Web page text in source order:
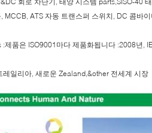
MCCB, ATS 자동 트랜스퍼 스위치, DC 콤바
:제품은 ISO9001마다 제품화됩니다 :2008년,
레일리아, 새로운 Zealand,&other 전세계 시장